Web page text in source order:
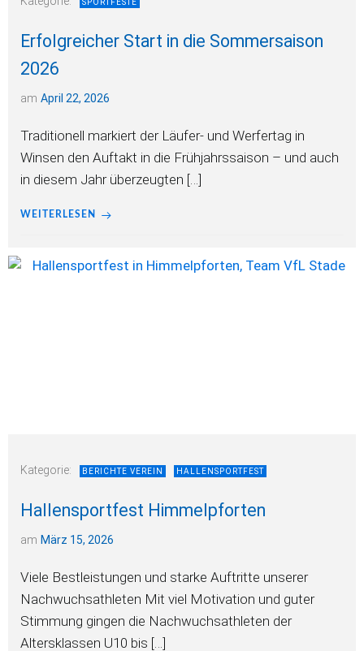
SPORTFESTE
Erfolgreicher Start in die Sommersaison
2026
am April 22, 2026
Traditionell markiert der Läufer- und Werfertag in
Winsen den Auftakt in die Frühjahrssaison – und auch
in diesem Jahr überzeugten […]
WEITERLESEN
Kategorie: BERICHTE VEREIN HALLENSPORTFEST
Hallensportfest Himmelpforten
am März 15, 2026
Viele Bestleistungen und starke Auftritte unserer
Nachwuchsathleten Mit viel Motivation und guter
Stimmung gingen die Nachwuchsathleten der
Altersklassen U10 bis […]